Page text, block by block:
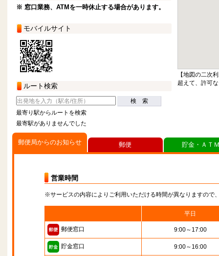
※ 窓口業務、ATMを一時休止する場合があります。
モバイルサイト
ルート検索
検 索
最寄り駅からルートを検索
最寄駅がありませんでした
【地図の二次
超えて、許可
郵便局からのお知らせ
営業時間
※サービスの内容によりご利用いただける時間が異なりますので
平日
郵便窓口 9:00～17:00
貯金窓口 9:00～16:00
郵便 貯金・ＡＴ